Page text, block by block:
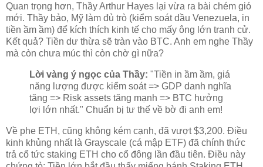
Quan trọng hơn, Thầy Arthur Hayes lại vừa ra bài chém gió
mới. Thầy bảo, Mỹ làm đủ trò (kiểm soát dầu Venezuela, in
tiền ầm ầm) để kích thích kinh tế cho mấy ông lớn tranh cử.
Kết quả? Tiền dư thừa sẽ tràn vào BTC. Anh em nghe Thầy
mà còn chưa múc thì còn chờ gì nữa?
Lời vàng ý ngọc của Thầy: "Tiền in ầm ầm, giá
năng lượng được kiểm soát => GDP danh nghĩa
tăng => Risk assets tăng mạnh => BTC hưởng
lợi lớn nhất." Chuẩn bị tư thế về bờ đi anh em!
Về phe ETH, cũng không kém cạnh, đã vượt $3,200. Điều
kinh khủng nhất là Grayscale (cá mập ETF) đã chính thức
trả cổ tức staking ETH cho cổ đông lần đầu tiên. Điều này